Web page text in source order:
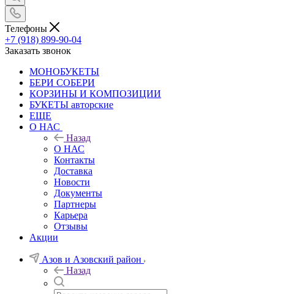
Телефоны
+7 (918) 899-90-04
Заказать звонок
МОНОБУКЕТЫ
БЕРИ СОБЕРИ
КОРЗИНЫ И КОМПОЗИЦИИ
БУКЕТЫ авторские
ЕЩЕ
О НАС
Назад
О НАС
Контакты
Доставка
Новости
Документы
Партнеры
Карьера
Отзывы
Акции
Азов и Азовский район
Назад